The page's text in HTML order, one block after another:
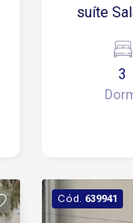
suíte Sala 2
serviço 4 Vagas de garagem
3
Cód. 639941